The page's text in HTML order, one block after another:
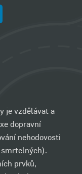
je vzdělávat a
dopravní
nehodovosti
prvků,